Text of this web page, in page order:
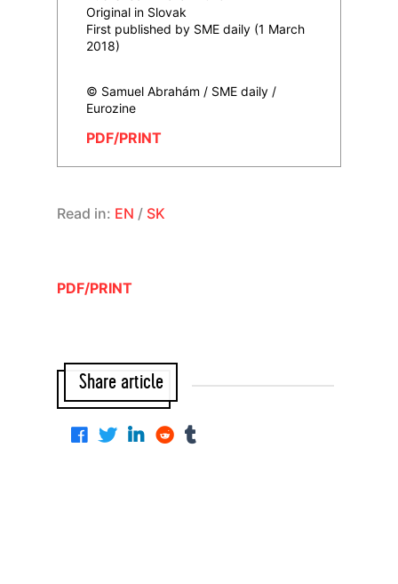
Original in Slovak
First published by SME daily (1 March
2018)
© Samuel Abrahám / SME daily /
Eurozine
PDF/PRINT
Read in: EN / SK
PDF/PRINT
Share article